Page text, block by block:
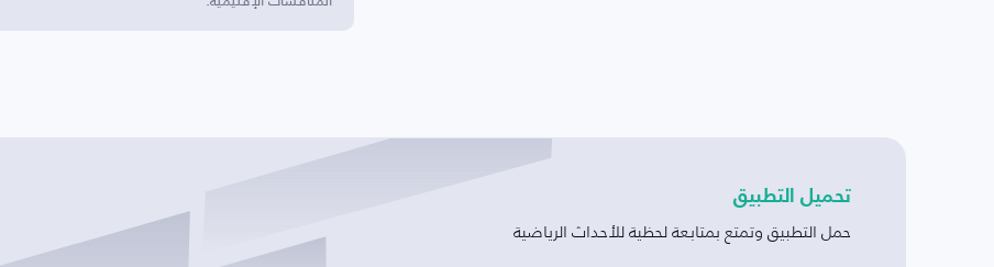
تحميل التطبيق
حمل التطبيق وتمتع بمتابعة لحظية للأحداث الرياضية